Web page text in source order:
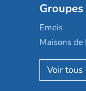
Mobicap
Domusvi
Happy
Aquarelia
Nexity
Emeis
Maisons
Korian
Emera